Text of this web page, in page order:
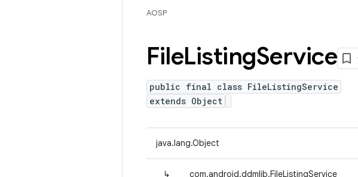
AOSP
FileListingService
public final class FileListingService
extends Object
java.lang.Object
↳ com.android.ddmlib.FileListingService